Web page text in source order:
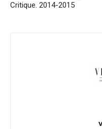
Critique. 2014-2015